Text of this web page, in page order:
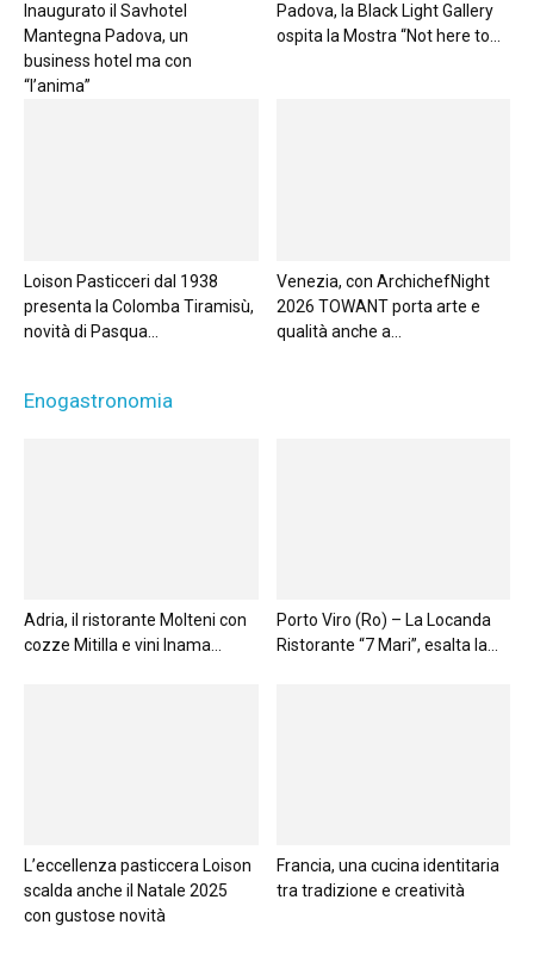
Inaugurato il Savhotel
Mantegna Padova, un
business hotel ma con
“l’anima”
Padova, la Black Light Gallery
ospita la Mostra “Not here to...
Loison Pasticceri dal 1938
presenta la Colomba Tiramisù,
novità di Pasqua...
Venezia, con ArchichefNight
2026 TOWANT porta arte e
qualità anche a...
Enogastronomia
Adria, il ristorante Molteni con
cozze Mitilla e vini Inama...
Porto Viro (Ro) – La Locanda
Ristorante “7 Mari”, esalta la...
L’eccellenza pasticcera Loison
scalda anche il Natale 2025
con gustose novità
Francia, una cucina identitaria
tra tradizione e creatività